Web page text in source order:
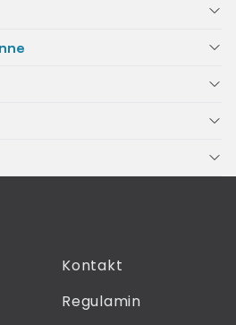
Kontakt
Regulamin